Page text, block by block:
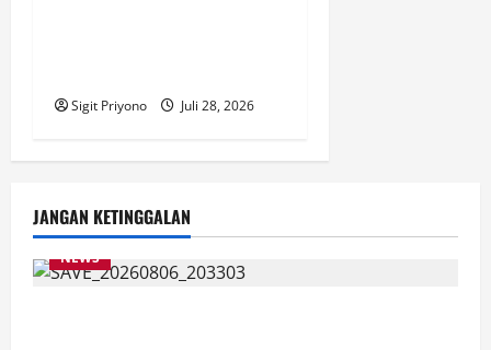
Sigit Priyono Juli 28, 2026
JANGAN KETINGGALAN
NEWS